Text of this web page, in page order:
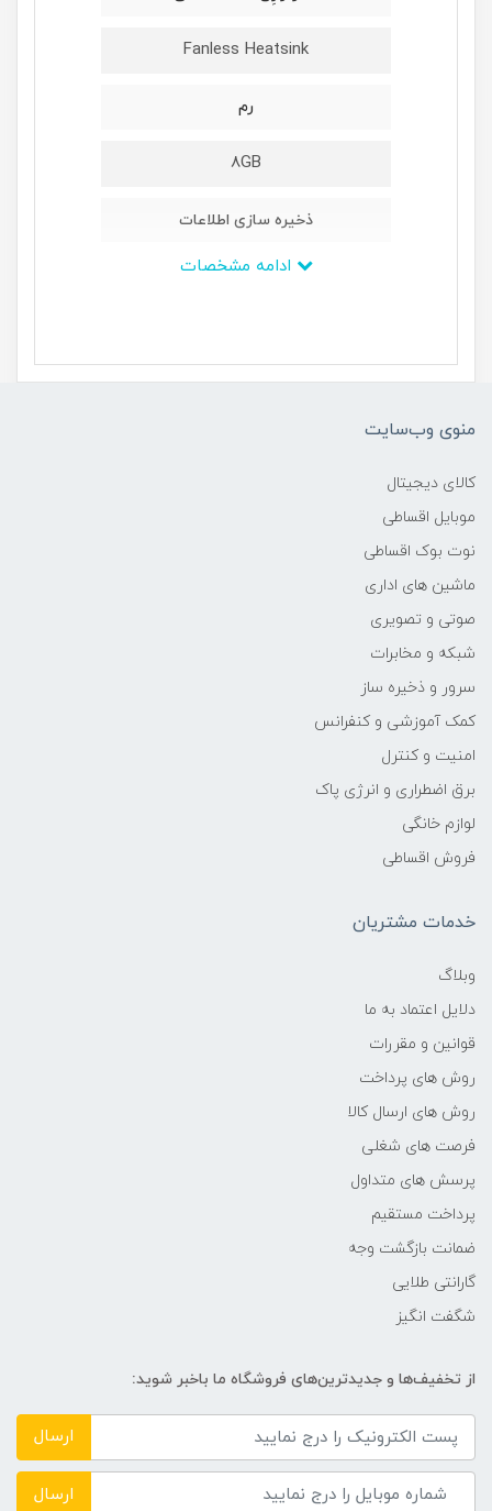
Fanless Heatsink
رم
8GB
ذخیره سازی اطلاعات
240up to 1TB SSD
15inch TFT 1024*768 Resolution
آلومینیوم تزریق شده
منوی وب‌سایت
کالای دیجیتال
موبایل اقساطی
نوت بوک اقساطی
ماشین های اداری
صوتی و تصویری
شبکه و مخابرات
سرور و ذخیره ساز
کمک آموزشی و کنفرانس
امنیت و کنترل
برق اضطراری و انرژی پاک
لوازم خانگی
فروش اقساطی
خدمات مشتریان
وبلاگ
دلایل اعتماد به ما
قوانین و مقررات
روش های پرداخت
روش های ارسال کالا
فرصت های شغلی
پرسش های متداول
پرداخت مستقیم
ضمانت بازگشت وجه
گارانتی طلایی
شگفت انگیز
از تخفیف‌ها و جدیدترین‌های فروشگاه ما باخبر شوید:
ارسال
ارسال